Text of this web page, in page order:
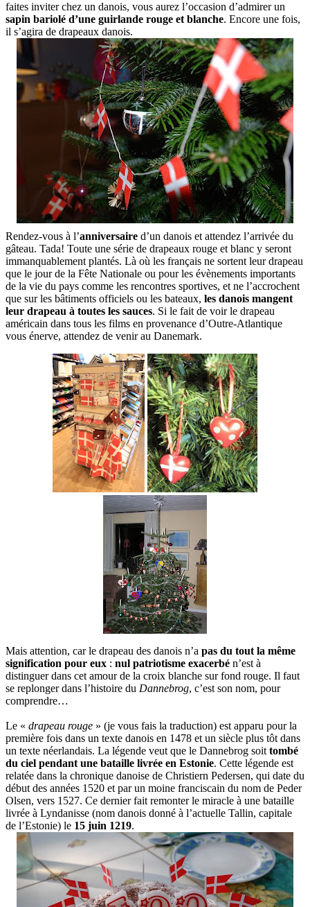
faites inviter chez un danois, vous aurez l’occasion d’admirer un
sapin bariolé d’une guirlande rouge et blanche. Encore une fois,
il s’agira de drapeaux danois.
Rendez-vous à l’anniversaire d’un danois et attendez l’arrivée du
gâteau. Tada! Toute une série de drapeaux rouge et blanc y seront
immanquablement plantés. Là où les français ne sortent leur drapeau
que le jour de la Fête Nationale ou pour les évènements importants
de la vie du pays comme les rencontres sportives, et ne l’accrochent
que sur les bâtiments officiels ou les bateaux, les danois mangent
leur drapeau à toutes les sauces. Si le fait de voir le drapeau
américain dans tous les films en provenance d’Outre-Atlantique
vous énerve, attendez de venir au Danemark.
Mais attention, car le drapeau des danois n’a pas du tout la même
signification pour eux : nul patriotisme exacerbé n’est à
distinguer dans cet amour de la croix blanche sur fond rouge. Il faut
se replonger dans l’histoire du Dannebrog, c’est son nom, pour
comprendre…
Le « drapeau rouge » (je vous fais la traduction) est apparu pour la
première fois dans un texte danois en 1478 et un siècle plus tôt dans
un texte néerlandais. La légende veut que le Dannebrog soit tombé
du ciel pendant une bataille livrée en Estonie. Cette légende est
relatée dans la chronique danoise de Christiern Pedersen, qui date du
début des années 1520 et par un moine franciscain du nom de Peder
Olsen, vers 1527. Ce dernier fait remonter le miracle à une bataille
livrée à Lyndanisse (nom danois donné à l’actuelle Tallin, capitale
de l’Estonie) le 15 juin 1219.